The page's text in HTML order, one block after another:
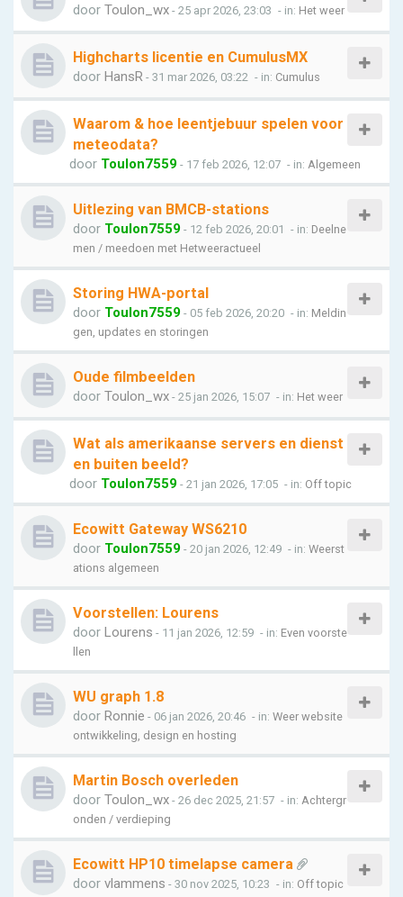
door Toulon_wx - 25 apr 2026, 23:03 - in: Het weer
Highcharts licentie en CumulusMX
door HansR - 31 mar 2026, 03:22 - in: Cumulus
Waarom & hoe leentjebuur spelen voor
meteodata?
door Toulon7559 - 17 feb 2026, 12:07 - in: Algemeen
Uitlezing van BMCB-stations
door Toulon7559 - 12 feb 2026, 20:01 - in: Deelne
men / meedoen met Hetweeractueel
Storing HWA-portal
door Toulon7559 - 05 feb 2026, 20:20 - in: Meldin
gen, updates en storingen
Oude filmbeelden
door Toulon_wx - 25 jan 2026, 15:07 - in: Het weer
Wat als amerikaanse servers en dienst
en buiten beeld?
door Toulon7559 - 21 jan 2026, 17:05 - in: Off topic
Ecowitt Gateway WS6210
door Toulon7559 - 20 jan 2026, 12:49 - in: Weerst
ations algemeen
Voorstellen: Lourens
door Lourens - 11 jan 2026, 12:59 - in: Even voorste
llen
WU graph 1.8
door Ronnie - 06 jan 2026, 20:46 - in: Weer website
ontwikkeling, design en hosting
Martin Bosch overleden
door Toulon_wx - 26 dec 2025, 21:57 - in: Achtergr
onden / verdieping
Ecowitt HP10 timelapse camera
door vlammens - 30 nov 2025, 10:23 - in: Off topic